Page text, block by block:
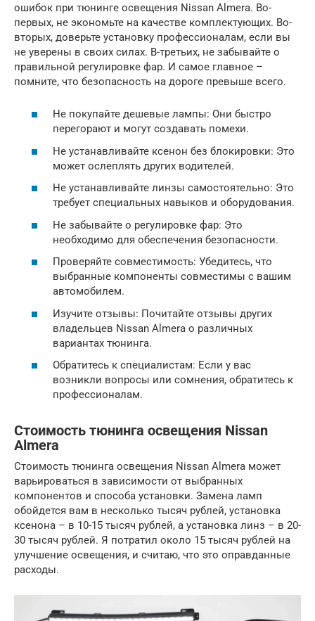
ошибок при тюнинге освещения Nissan Almera. Во-
первых, не экономьте на качестве комплектующих. Во-
вторых, доверьте установку профессионалам, если вы
не уверены в своих силах. В-третьих, не забывайте о
правильной регулировке фар. И самое главное –
помните, что безопасность на дороге превыше всего.
Не покупайте дешевые лампы: Они быстро
перегорают и могут создавать помехи.
Не устанавливайте ксенон без блокировки: Это
может ослеплять других водителей.
Не устанавливайте линзы самостоятельно: Это
требует специальных навыков и оборудования.
Не забывайте о регулировке фар: Это
необходимо для обеспечения безопасности.
Проверяйте совместимость: Убедитесь, что
выбранные компоненты совместимы с вашим
автомобилем.
Изучите отзывы: Почитайте отзывы других
владельцев Nissan Almera о различных
вариантах тюнинга.
Обратитесь к специалистам: Если у вас
возникли вопросы или сомнения, обратитесь к
профессионалам.
Стоимость тюнинга освещения Nissan
Almera
Стоимость тюнинга освещения Nissan Almera может
варьироваться в зависимости от выбранных
компонентов и способа установки. Замена ламп
обойдется вам в несколько тысяч рублей, установка
ксенона – в 10-15 тысяч рублей, а установка линз – в 20-
30 тысяч рублей. Я потратил около 15 тысяч рублей на
улучшение освещения, и считаю, что это оправданные
расходы.